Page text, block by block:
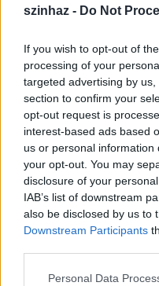
szinhaz - Do Not
If you wish to opt-out of
processing of your
targeted advertising by
section to confirm your
opt-out request is
interest-based ads based
us or personal
your opt-out. You may
disclosure of your
IAB’s list of downstream
also be disclosed by us to
Downstream Participants
Please note that this
Personal Data